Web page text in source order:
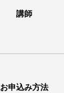
講師
お申込み方法